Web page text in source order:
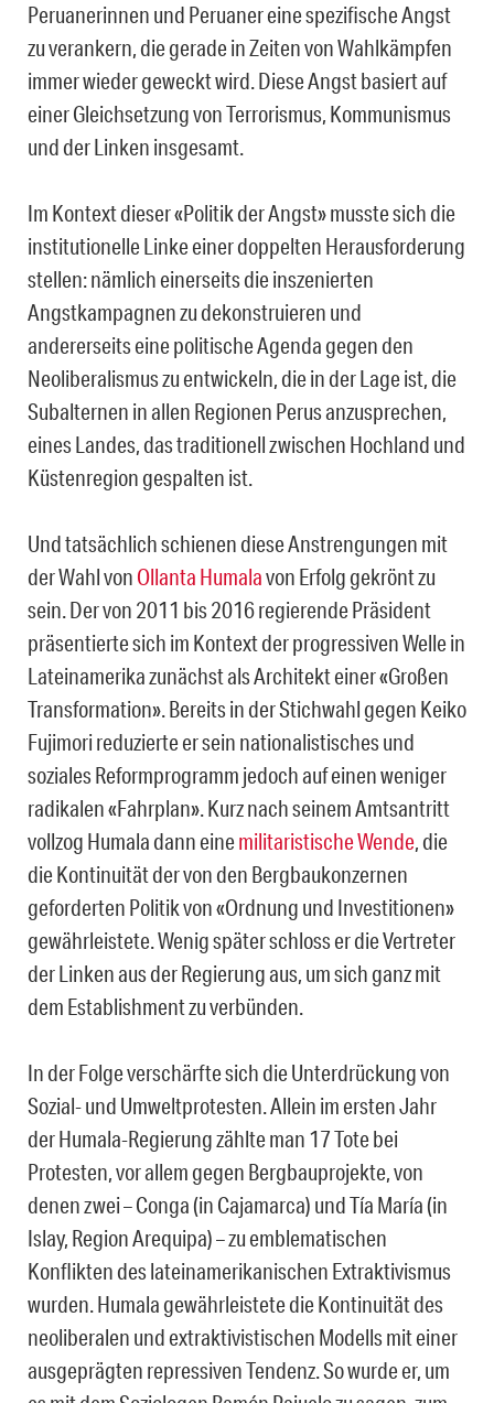
Peruanerinnen und Peruaner eine spezifische Angst
zu verankern, die gerade in Zeiten von Wahlkämpfen
immer wieder geweckt wird. Diese Angst basiert auf
einer Gleichsetzung von Terrorismus, Kommunismus
und der Linken insgesamt.
Im Kontext dieser «Politik der Angst» musste sich die
institutionelle Linke einer doppelten Herausforderung
stellen: nämlich einerseits die inszenierten
Angstkampagnen zu dekonstruieren und
andererseits eine politische Agenda gegen den
Neoliberalismus zu entwickeln, die in der Lage ist, die
Subalternen in allen Regionen Perus anzusprechen,
eines Landes, das traditionell zwischen Hochland und
Küstenregion gespalten ist.
Und tatsächlich schienen diese Anstrengungen mit
der Wahl von Ollanta Humalavon Erfolg gekrönt zu
sein. Der von 2011 bis 2016 regierende Präsident
präsentierte sich im Kontext der progressiven Welle in
Lateinamerika zunächst als Architekt einer «Großen
Transformation». Bereits in der Stichwahl gegen Keiko
Fujimori reduzierte er sein nationalistisches und
soziales Reformprogramm jedoch auf einen weniger
radikalen «Fahrplan». Kurz nach seinem Amtsantritt
vollzog Humala dann einemilitaristische Wende, die
die Kontinuität der von den Bergbaukonzernen
geforderten Politik von «Ordnung und Investitionen»
gewährleistete. Wenig später schloss er die Vertreter
der Linken aus der Regierung aus, um sich ganz mit
dem Establishment zu verbünden.
In der Folge verschärfte sich die Unterdrückung von
Sozial- und Umweltprotesten. Allein im ersten Jahr
der Humala-Regierung zählte man 17 Tote bei
Protesten, vor allem gegen Bergbauprojekte, von
denen zwei – Conga (in Cajamarca) und Tía María (in
Islay, Region Arequipa) – zu emblematischen
Konflikten des lateinamerikanischen Extraktivismus
wurden. Humala gewährleistete die Kontinuität des
neoliberalen und extraktivistischen Modells mit einer
ausgeprägten repressiven Tendenz. So wurde er, um